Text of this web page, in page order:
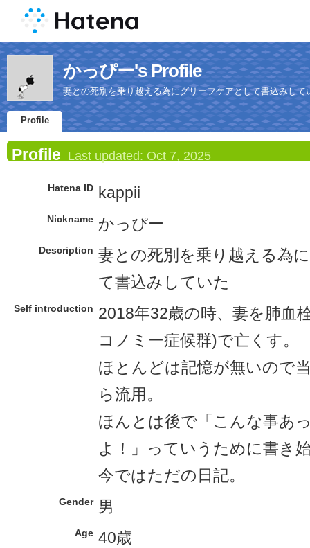
かっぴー's Profile
妻との死別を乗り越える為にグリーフケアとして書込みして
Profile
Profile Last updated: Oct 7, 2025
Hatena ID kappii
Nickname かっぴー
Description 妻との死別を乗り越える為
て書込みしていた
Self introduction 2018年32歳の時、妻を肺血
コノミー症候群)で亡くす。
ほとんどは記憶が無いので
ら流用。
ほんとは後で「こんな事あ
よ！」っていうために書き
今ではただの日記。
Gender 男
Age 40歳